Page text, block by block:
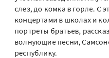
слез, до комка в горле. С
концертами в школах и
портреты братьев,
волнующие песни,
республику.